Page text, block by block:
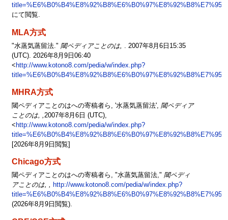
にて閲覧.
MLA方式
"水蒸気蒸留法." 閾ペディアことのは,
. 2007年8月6日15:35
(UTC). 2026年8月9日06:40
< http://www.kotono8.com/pedia/w/index.php?
MHRA方式
閾ペディアことのはへの寄稿者ら, '水蒸気蒸留法', 閾ペディア
ことのは, ,2007年8月6日 (UTC),
< http://www.kotono8.com/pedia/w/index.php?
[2026年8月9日閲覧]
Chicago方式
閾ペディアことのはへの寄稿者ら, "水蒸気蒸留法," 閾ペディ
アことのは, , http://www.kotono8.com/pedia/w/index.php?
(2026年8月9日閲覧).